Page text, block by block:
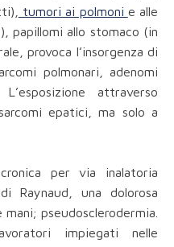
tumori ai polmoni e alle
papillomi allo stomaco (in
provoca l’insorgenza di
polmonari, adenomi
attraverso
epatici, ma solo a
per via inalatoria
Raynaud, una dolorosa
pseudosclerodermia.
impiegati nelle